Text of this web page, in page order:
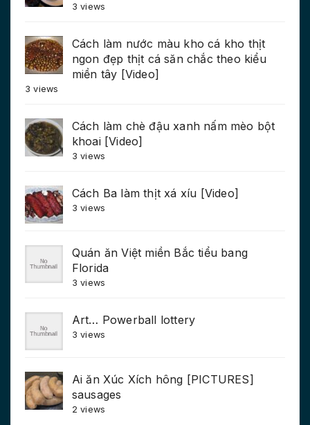
3 views
Cách làm nước màu kho cá kho thịt
ngon đẹp thịt cá săn chắc theo kiểu
miền tây [Video]
3 views
Cách làm chè đậu xanh nấm mèo bột
khoai [Video]
3 views
Cách Ba làm thịt xá xíu [Video]
3 views
Quán ăn Việt miền Bắc tiểu bang
Florida
3 views
Art… Powerball lottery
3 views
Ai ăn Xúc Xích hông [PICTURES]
sausages
2 views